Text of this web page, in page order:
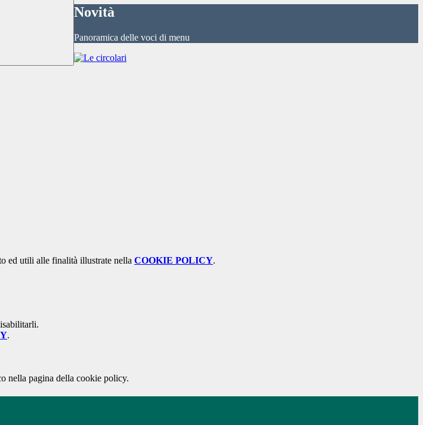
Novità
Panoramica delle voci di menu
ed utili alle finalità illustrate nella COOKIE POLICY.
.
nella pagina della cookie policy.